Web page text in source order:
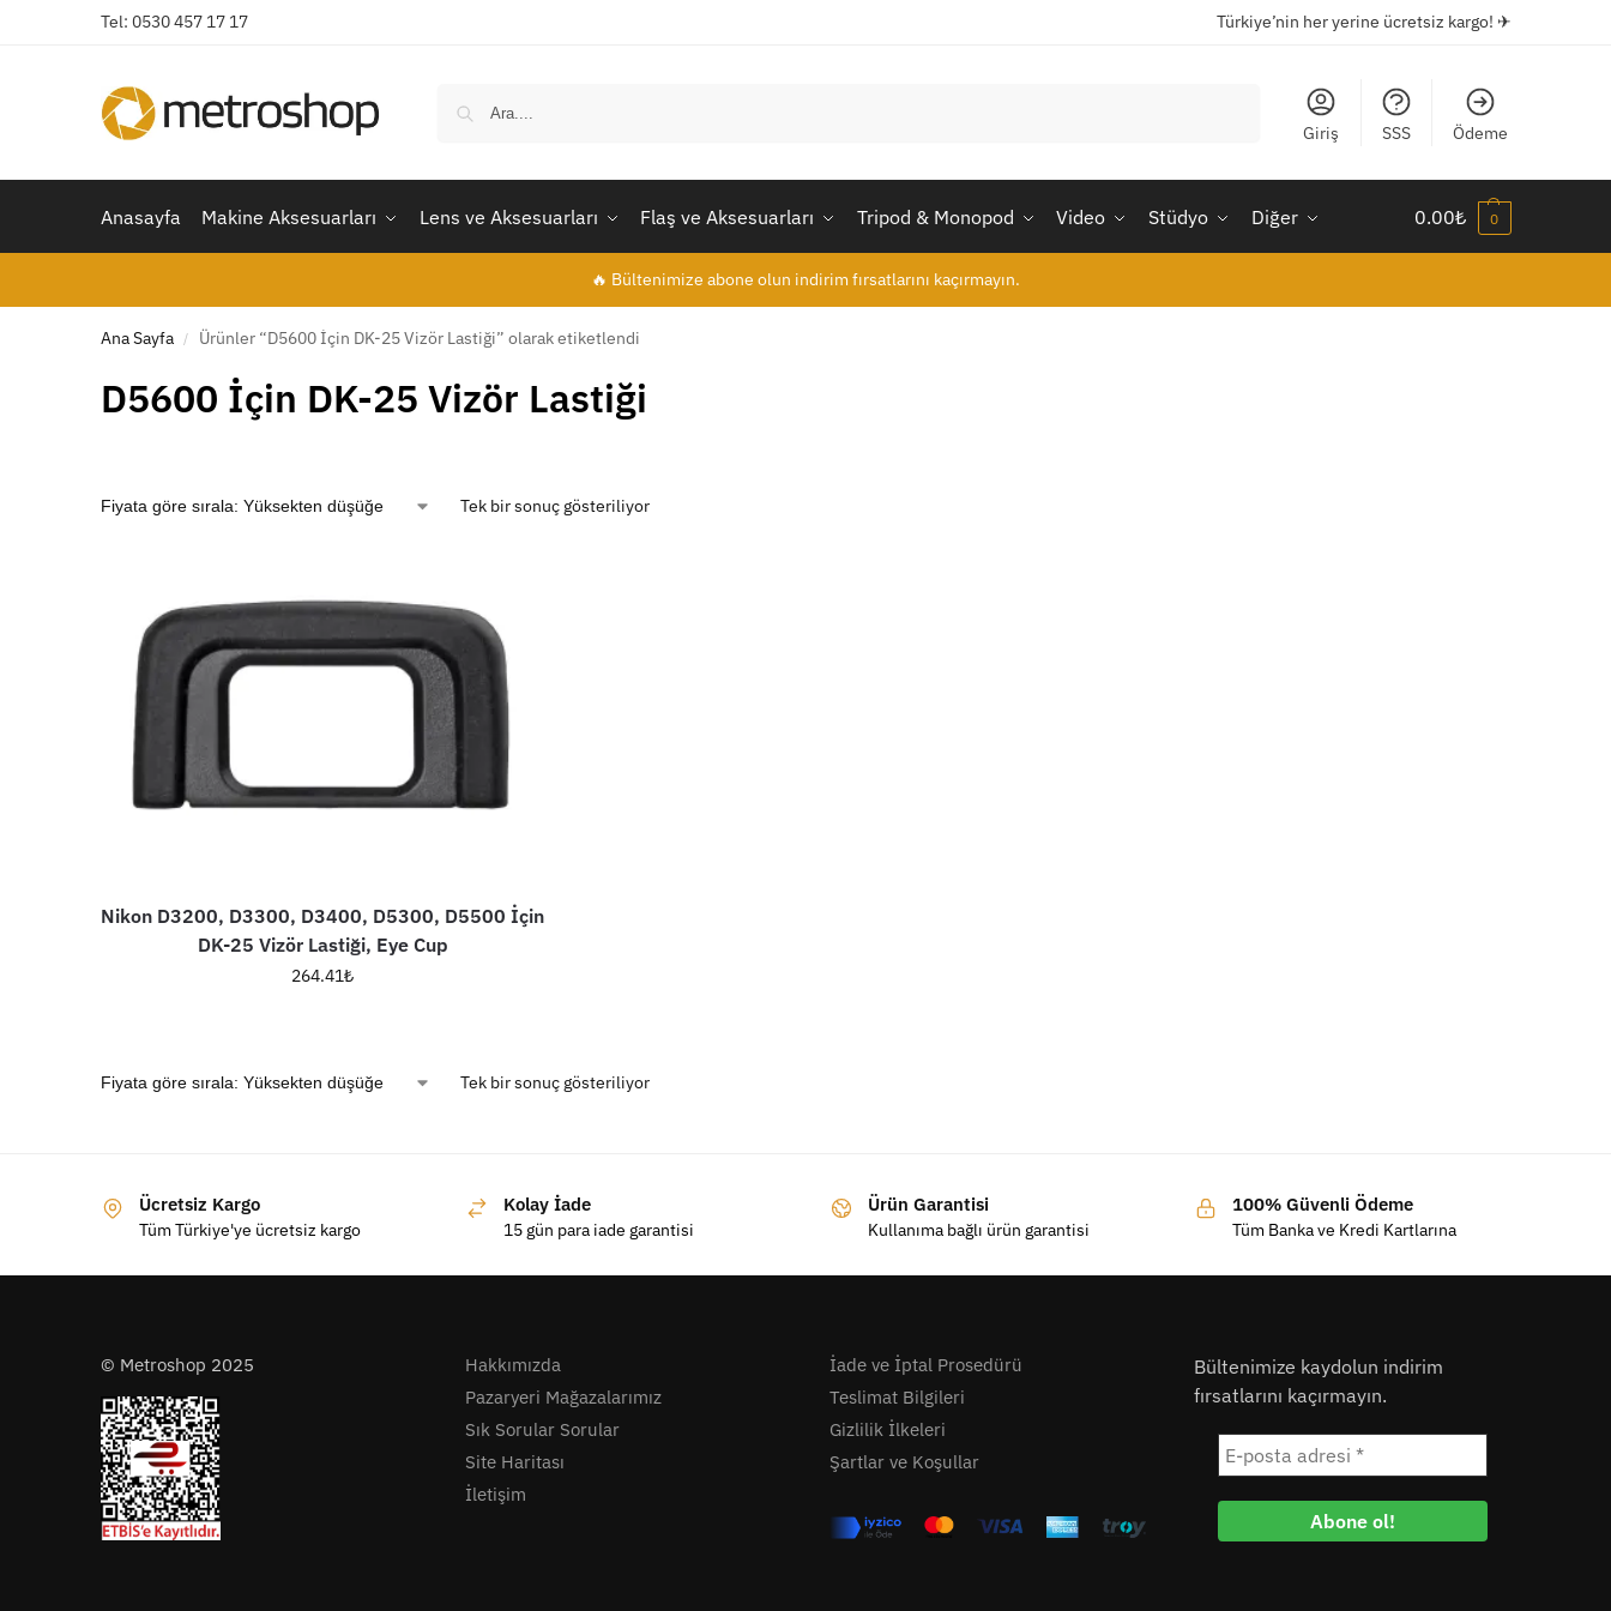
Tel: 0530 457 17 17 Türkiye’nin her yerine ücretsiz kargo! ✈
Giriş SSS Ödeme
Anasayfa Makine Aksesuarları Lens ve Aksesuarları Flaş ve Aksesuarları Tripod & Monopod Video Stüdyo Diğer 0.00₺ 0
🔥 Bültenimize abone olun indirim fırsatlarını kaçırmayın.
Ana Sayfa / Ürünler “D5600 İçin DK-25 Vizör Lastiği” olarak etiketlendi
D5600 İçin DK-25 Vizör Lastiği
Tek bir sonuç gösteriliyor
Nikon D3200, D3300, D3400, D5300, D5500 İçin
DK-25 Vizör Lastiği, Eye Cup
264.41₺
Tek bir sonuç gösteriliyor
Ücretsiz Kargo
Tüm Türkiye'ye ücretsiz kargo
Kolay İade
15 gün para iade garantisi
Ürün Garantisi
Kullanıma bağlı ürün garantisi
100% Güvenli Ödeme
Tüm Banka ve Kredi Kartlarına
© Metroshop 2025
Hakkımızda
Pazaryeri Mağazalarımız
Sık Sorular Sorular
Site Haritası
İletişim
İade ve İptal Prosedürü
Teslimat Bilgileri
Gizlilik İlkeleri
Şartlar ve Koşullar
Bültenimize kaydolun indirim
fırsatlarını kaçırmayın.